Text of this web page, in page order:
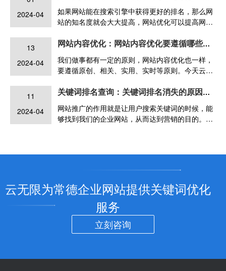
2024-04
如果网站能在搜索引擎中获得更好的排名，那么网
站的知名度就会大大提高，网站优化可以提高网站
13
2024-04
网站内容优化：网站内容优化要遵循哪些原则？
我们做事都有一定的原则，网站内容优化也一样，
要遵循原创、相关、实用、实时等原则。今天云无
11
2024-04
关键词排名查询：关键词排名消失的原因有哪些
网站推广的作用就是让用户搜索关键词的时候，能
够找到我们的企业网站，从而达到营销的目的。但
云无限为常德企业网站提供关键词优化
服务
立刻咨询